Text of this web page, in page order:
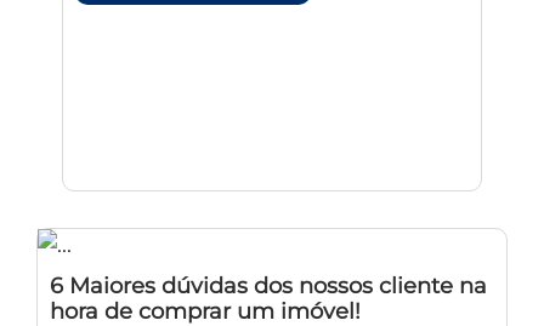
6 Maiores dúvidas dos nossos cliente na
hora de comprar um imóvel!